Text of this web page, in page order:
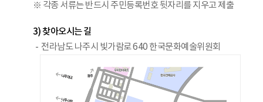
※ 각종 서류는 반드시 주민등록번호 뒷자리를 지우고 제출
3) 찾아오시는 길
전라남도 나주시 빛가람로 640 한국문화예술위원회